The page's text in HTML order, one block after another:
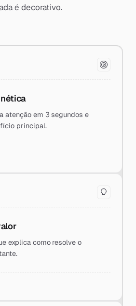
é decorativo.
atenção em 3 segundos e
principal.
explica como resolve o